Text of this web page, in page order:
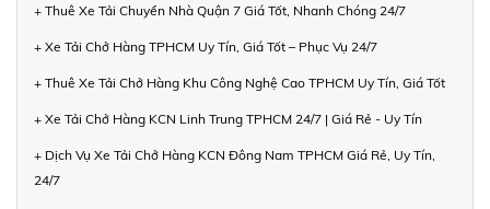
+ Thuê Xe Tải Chuyển Nhà Quận 7 Giá Tốt, Nhanh Chóng 24/7
+ Xe Tải Chở Hàng TPHCM Uy Tín, Giá Tốt – Phục Vụ 24/7
+ Thuê Xe Tải Chở Hàng Khu Công Nghệ Cao TPHCM Uy Tín, Giá Tốt
+ Xe Tải Chở Hàng KCN Linh Trung TPHCM 24/7 | Giá Rẻ - Uy Tín
+ Dịch Vụ Xe Tải Chở Hàng KCN Đông Nam TPHCM Giá Rẻ, Uy Tín,
24/7